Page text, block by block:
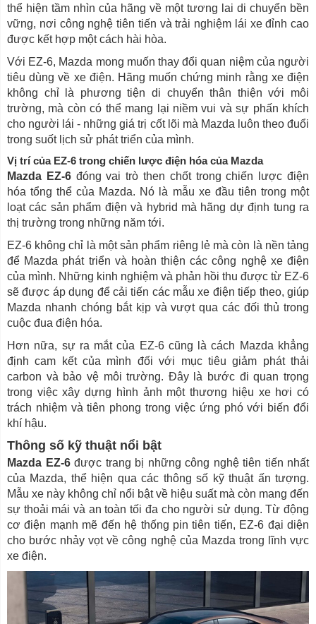
thể hiện tầm nhìn của hãng về một tương lai di chuyển bền
vững, nơi công nghệ tiên tiến và trải nghiệm lái xe đỉnh cao
được kết hợp một cách hài hòa.
Với EZ-6, Mazda mong muốn thay đổi quan niệm của người
tiêu dùng về xe điện. Hãng muốn chứng minh rằng xe điện
không chỉ là phương tiện di chuyển thân thiện với môi
trường, mà còn có thể mang lại niềm vui và sự phấn khích
cho người lái - những giá trị cốt lõi mà Mazda luôn theo đuổi
trong suốt lịch sử phát triển của mình.
Vị trí của EZ-6 trong chiến lược điện hóa của Mazda
Mazda EZ-6đóng vai trò then chốt trong chiến lược điện
hóa tổng thể của Mazda. Nó là mẫu xe đầu tiên trong một
loạt các sản phẩm điện và hybrid mà hãng dự định tung ra
thị trường trong những năm tới.
EZ-6 không chỉ là một sản phẩm riêng lẻ mà còn là nền tảng
để Mazda phát triển và hoàn thiện các công nghệ xe điện
của mình. Những kinh nghiệm và phản hồi thu được từ EZ-6
sẽ được áp dụng để cải tiến các mẫu xe điện tiếp theo, giúp
Mazda nhanh chóng bắt kịp và vượt qua các đối thủ trong
cuộc đua điện hóa.
Hơn nữa, sự ra mắt của EZ-6 cũng là cách Mazda khẳng
định cam kết của mình đối với mục tiêu giảm phát thải
carbon và bảo vệ môi trường. Đây là bước đi quan trọng
trong việc xây dựng hình ảnh một thương hiệu xe hơi có
trách nhiệm và tiên phong trong việc ứng phó với biến đổi
khí hậu.
Thông số kỹ thuật nổi bật
Mazda EZ-6được trang bị những công nghệ tiên tiến nhất
của Mazda, thể hiện qua các thông số kỹ thuật ấn tượng.
Mẫu xe này không chỉ nổi bật về hiệu suất mà còn mang đến
sự thoải mái và an toàn tối đa cho người sử dụng. Từ động
cơ điện mạnh mẽ đến hệ thống pin tiên tiến, EZ-6 đại diện
cho bước nhảy vọt về công nghệ của Mazda trong lĩnh vực
xe điện.